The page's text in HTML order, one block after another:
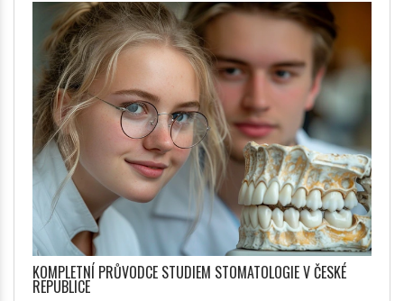
KOMPLETNÍ PRŮVODCE STUDIEM STOMATOLOGIE V ČESKÉ
REPUBLICE